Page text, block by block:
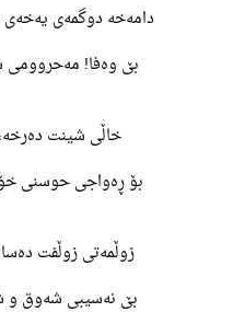
دامەخە دوگمەی
بێ وەفا! مەحروومی
خاڵی شینت دەرخە،
بۆ ڕەواجی حوسنی
زوڵمەتی زوڵفت
بێ نەسیبی شەوق و